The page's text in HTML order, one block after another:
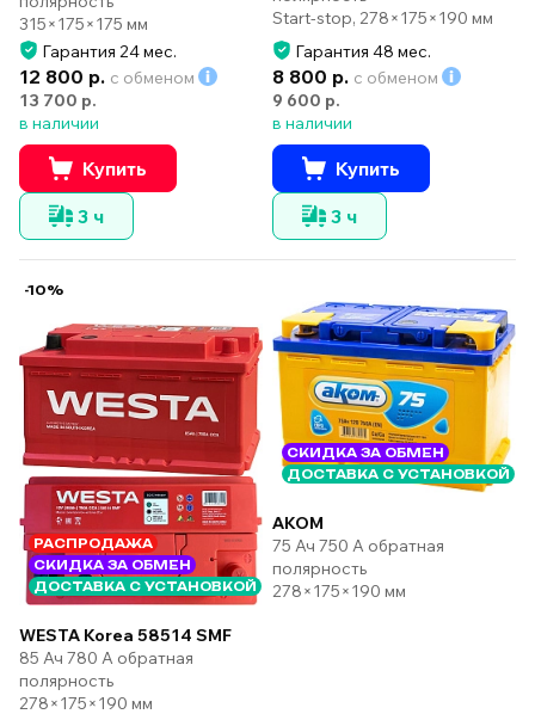
315×175×175 мм
Гарантия 24 мес.
12 800 р. с обменом
13 700 р.
в наличии
Купить
3 ч
Start-stop, 278×175×190 мм
Гарантия 48 мес.
8 800 р. с обменом
9 600 р.
в наличии
Купить
3 ч
-10%
РАСПРОДАЖА
СКИДКА ЗА ОБМЕН
ДОСТАВКА С УСТАНОВКОЙ
WESTA Korea 58514 SMF
85 Ач 780 А обратная
полярность
278×175×190 мм
СКИДКА ЗА ОБМЕН
ДОСТАВКА С УСТАНОВКОЙ
AKOM
75 Ач 750 А обратная
полярность
278×175×190 мм